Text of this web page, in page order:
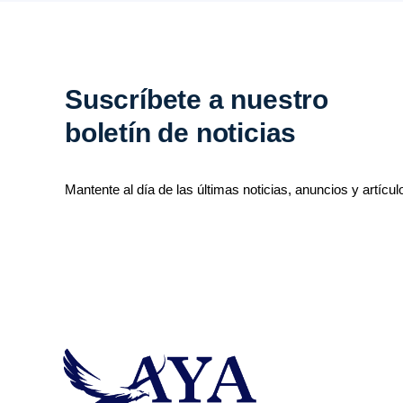
Suscríbete a nuestro
boletín de noticias
Mantente al día de las últimas noticias, anuncios y